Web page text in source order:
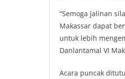
“Semoga jalinan
Makassar dapat
untuk lebih
Danlantamal VI
Acara puncak